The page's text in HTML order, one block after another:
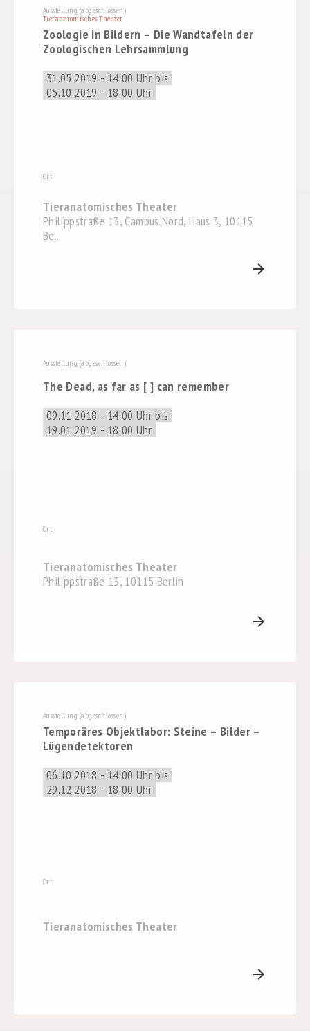
Ausstellung (abgeschlossen)
Tieranatomisches Theater
Zoologie in Bildern – Die Wandtafeln der
Zoologischen Lehrsammlung
31.05.2019 - 14:00 Uhr bis
05.10.2019 - 18:00 Uhr
Ort
Tieranatomisches Theater
Philippstraße 13, Campus Nord, Haus 3, 10115
Be...
arrow_forward
Ausstellung (abgeschlossen)
The Dead, as far as [ ] can remember
09.11.2018 - 14:00 Uhr bis
19.01.2019 - 18:00 Uhr
Ort
Tieranatomisches Theater
Philippstraße 13, 10115 Berlin
arrow_forward
Ausstellung (abgeschlossen)
Temporäres Objektlabor: Steine – Bilder –
Lügendetektoren
06.10.2018 - 14:00 Uhr bis
29.12.2018 - 18:00 Uhr
Ort
Tieranatomisches Theater
arrow_forward